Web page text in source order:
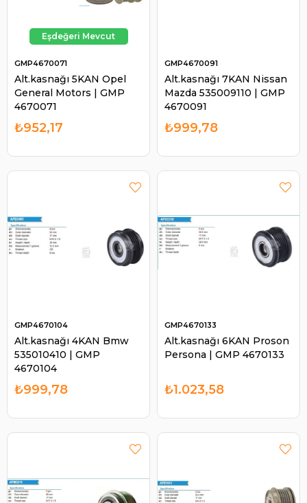
Alt.kasnağı 5KAN Opel
General Motors | GMP
4670071
GMP4670071
₺952,17
Alt.kasnağı 7KAN Nissan
Mazda 535009110 | GMP
4670091
GMP4670091
₺999,78
Alt.kasnağı 4KAN Bmw
535010410 | GMP
4670104
GMP4670104
₺999,78
Alt.kasnağı 6KAN Proson
Persona | GMP 4670133
GMP4670133
₺1.023,58